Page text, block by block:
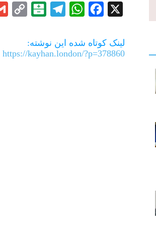
X
Facebook
WhatsApp
Telegram
Balatarin
لینک کوتاه شده این نوشته:
https://kayhan.london/?p=378860